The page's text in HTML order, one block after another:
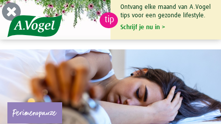
Perimenopauze
tip
Ontvang elke maand van A.Vogel
tips voor een gezonde lifestyle.
Schrijf je nu in >